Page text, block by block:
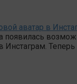
аватар в
появилась
Инстаграм.